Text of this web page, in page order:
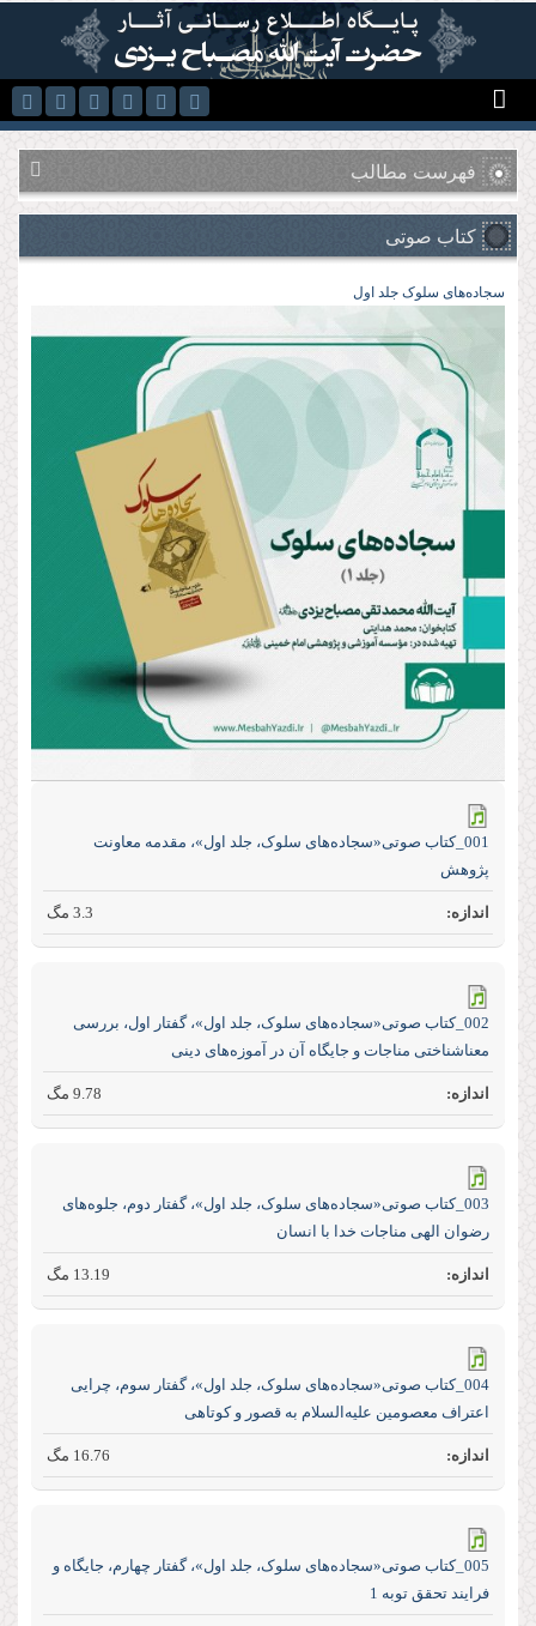
رفتن به محتوای اصلی
فهرست مطالب
کتاب صوتی
سجاده‌های سلوک جلد اول
001_کتاب صوتی«سجاده‌های سلوک، جلد اول»، مقدمه معاونت
پژوهش
3.3 مگ
002_کتاب صوتی«سجاده‌های سلوک، جلد اول»، گفتار اول، بررسی
معنا‌شناختی مناجات و جایگاه آن در آموزه‌های دینی
9.78 مگ
003_کتاب صوتی«سجاده‌های سلوک، جلد اول»، گفتار دوم، جلوه‌های
رضوان الهی مناجات خدا با انسان
13.19 مگ
004_کتاب صوتی«سجاده‌های سلوک، جلد اول»، گفتار سوم، چرایی
اعتراف معصومین علیه‌السلام به قصور و کوتاهی
16.76 مگ
005_کتاب صوتی«سجاده‌های سلوک، جلد اول»، گفتار چهارم، جایگاه و
فرایند تحقق توبه 1